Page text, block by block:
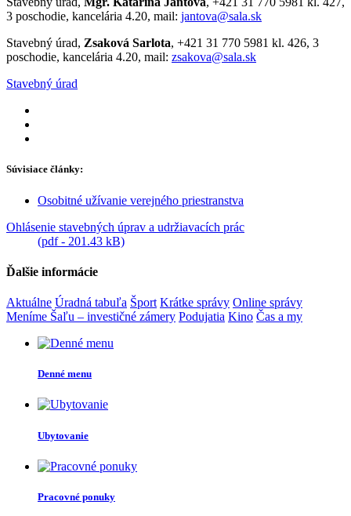
3 poschodie, kancelária 4.20, mail: jantova@sala.sk
Stavebný úrad, Zsaková Sarlota, +421 31 770 5981 kl. 426, 3
poschodie, kancelária 4.20, mail: zsakova@sala.sk
Stavebný úrad
Súvisiace články:
Osobitné užívanie verejného priestranstva
Ohlásenie stavebných úprav a udržiavacích prác
(pdf - 201.43 kB)
Ďalšie informácie
Aktuálne Úradná tabuľa Šport Krátke správy Online správy
Meníme Šaľu – investičné zámery Podujatia Kino Čas a my
Denné menu
Ubytovanie
Pracovné ponuky